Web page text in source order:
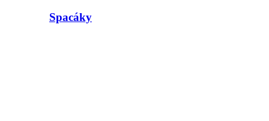
Spacáky